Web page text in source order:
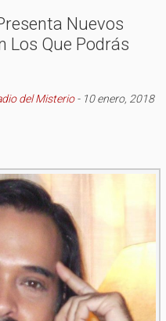
Nuevos
Los Que Podrás
del Misterio- 10 enero, 2018